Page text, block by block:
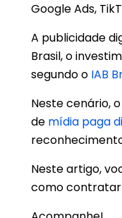
Google Ads,
A publicidade
Brasil, o
segundo o IAB
Neste cenário,
de mídia paga
Neste artigo,
como contratar